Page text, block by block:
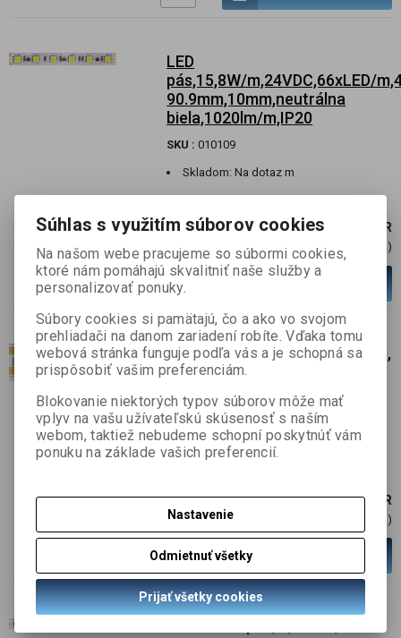
LED
pás,15,8W/m,24VDC,66xLED/
90.9mm,10mm,neutrálna
biela,1020lm/m,IP20
SKU : 010109
Skladom:Na dotaz m
Zapojenie: RGB spoločný -, +
2,46 EUR
2 EUR (Cena)
PROFI LED pás, 16W/m, 24VDC,
200LEDs/m, 3300K, 10x2,6mm,
SKU :MAIN-010074
Skladom: Na dotaz m
2,46 EUR
2 EUR (Cena)
Súhlas s využitím súborov cookies
Na našom webe pracujeme so súbormi cookies,
ktoré nám pomáhajú skvalitniť naše služby a
personalizovať ponuky.
Súbory cookies si pamätajú, čo a ako vo svojom
prehliadači na danom zariadení robíte. Vďaka tomu
webová stránka funguje podľa vás a je schopná sa
prispôsobiť vašim preferenciám.
Blokovanie niektorých typov súborov môže mať
vplyv na vašu užívateľskú skúsenosť s naším
webom, taktiež nebudeme schopní poskytnúť vám
ponuku na základe vašich preferencií.
Nastavenie
Odmietnuť všetky
Prijať všetky cookies